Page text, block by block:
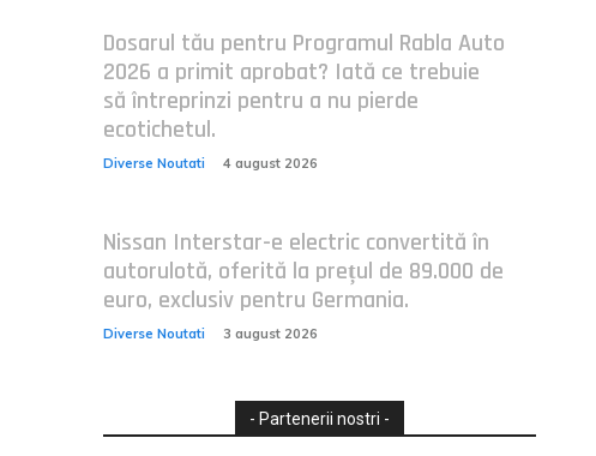
Dosarul tău pentru Programul Rabla Auto
2026 a primit aprobat? Iată ce trebuie
să întreprinzi pentru a nu pierde
ecotichetul.
Diverse Noutati 4 august 2026
Nissan Interstar-e electric convertită în
autorulotă, oferită la prețul de 89.000 de
euro, exclusiv pentru Germania.
Diverse Noutati 3 august 2026
- Partenerii nostri -